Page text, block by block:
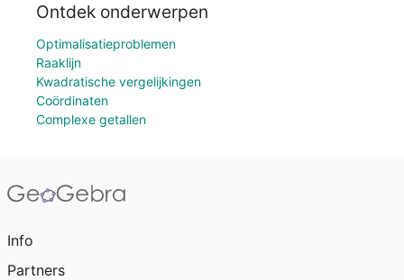
Ontdek onderwerpen
Optimalisatieproblemen
Raaklijn
Kwadratische vergelijkingen
Coördinaten
Complexe getallen
Info
Partners